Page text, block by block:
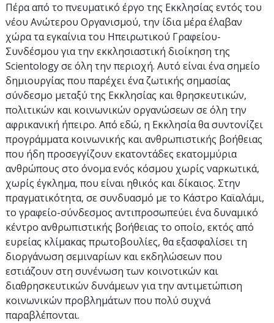
Πέρα από το πνευματικό έργο της Εκκλησίας εντός του
νέου Ανώτερου Οργανισμού, την ίδια μέρα έλαβαν
χώρα τα εγκαίνια του Ηπειρωτικού Γραφείου-
Συνδέσμου για την εκκλησιαστική διοίκηση της
Scientology σε όλη την περιοχή. Αυτό είναι ένα σημείο
δημιουργίας που παρέχει ένα ζωτικής σημασίας
σύνδεσμο μεταξύ της Εκκλησίας και θρησκευτικών,
πολιτικών και κοινωνικών οργανώσεων σε όλη την
αφρικανική ήπειρο. Από εδώ, η Εκκλησία θα συντονίζει
προγράμματα κοινωνικής και ανθρωπιστικής βοήθειας
που ήδη προσεγγίζουν εκατοντάδες εκατομμύρια
ανθρώπους στο όνομα ενός κόσμου χωρίς ναρκωτικά,
χωρίς έγκλημα, που είναι ηθικός και δίκαιος. Στην
πραγματικότητα, σε συνδυασμό με το Κάστρο Καϊαλάμι,
το γραφείο-σύνδεσμος αντιπροσωπεύει ένα δυναμικό
κέντρο ανθρωπιστικής βοήθειας το οποίο, εκτός από
ευρείας κλίμακας πρωτοβουλίες, θα εξασφαλίσει τη
διοργάνωση σεμιναρίων και εκδηλώσεων που
εστιάζουν στη συνένωση των κοινοτικών και
διαθρησκευτικών δυνάμεων για την αντιμετώπιση
κοινωνικών προβλημάτων που πολύ συχνά
παραβλέπονται.